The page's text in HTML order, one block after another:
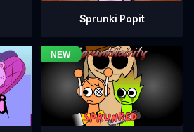
Sprunki Popit